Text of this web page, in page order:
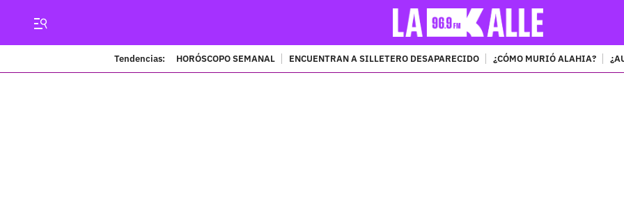
Tendencias: HORÓSCOPO SEMANAL ENCUENTRAN A SILLETERO DESAPARECIDO ¿CÓMO MURIÓ ALAHIA?